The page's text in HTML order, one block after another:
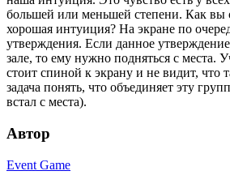
большей или меньшей степени. Как вы
хорошая интуиция? На экране по
утверждения. Если данное утверждение
зале, то ему нужно подняться с места.
стоит спиной к экрану и не видит, что
задача понять, что объединяет эту
встал с места).
Автор
Event Game